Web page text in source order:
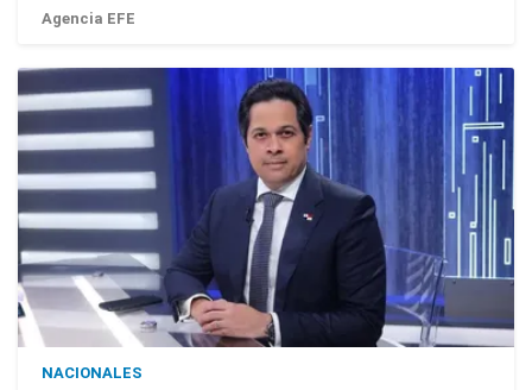
Agencia EFE
NACIONALES